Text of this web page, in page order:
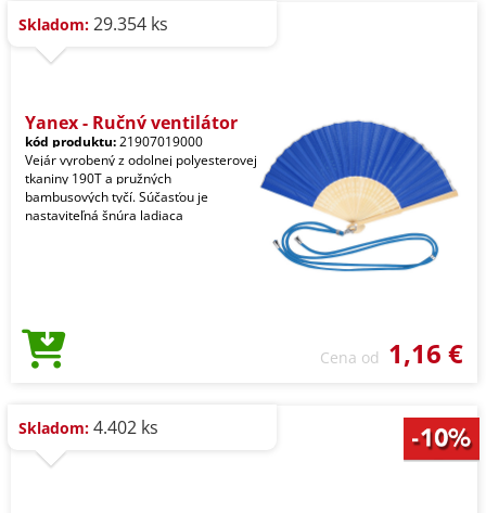
Skladom: 29.354 ks
Yanex - Ručný ventilátor
kód produktu:21907019000
Vejár vyrobený z odolnej polyesterovej
tkaniny 190T a pružných
bambusových tyčí. Súčasťou je
nastaviteľná šnúra ladiaca
Cena od 1,16 €
Skladom: 4.402 ks